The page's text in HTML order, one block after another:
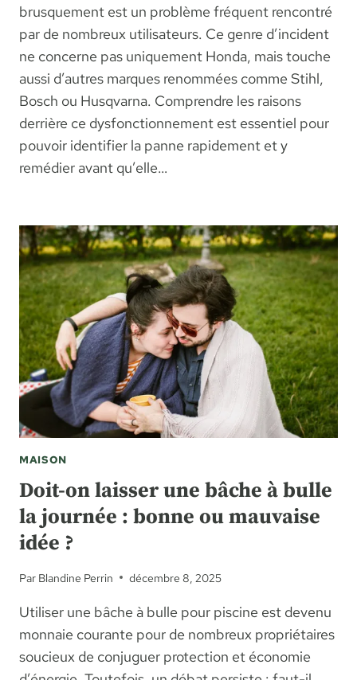
brusquement est un problème fréquent rencontré
par de nombreux utilisateurs. Ce genre d’incident
ne concerne pas uniquement Honda, mais touche
aussi d’autres marques renommées comme Stihl,
Bosch ou Husqvarna. Comprendre les raisons
derrière ce dysfonctionnement est essentiel pour
pouvoir identifier la panne rapidement et y
remédier avant qu’elle…
MAISON
Doit-on laisser une bâche à bulle
la journée : bonne ou mauvaise
idée ?
Par Blandine Perrin décembre 8, 2025
Utiliser une bâche à bulle pour piscine est devenu
monnaie courante pour de nombreux propriétaires
soucieux de conjuguer protection et économie